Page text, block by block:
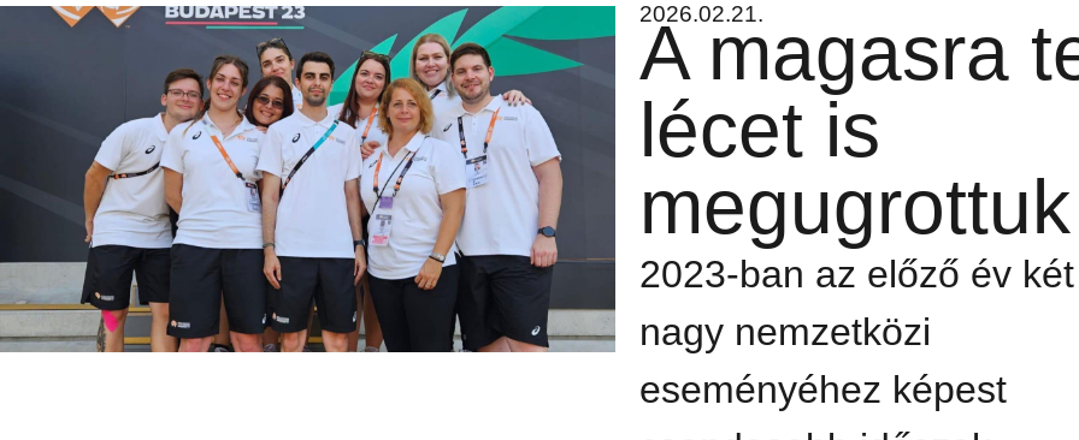
2026.02.21.
A magasra
lécet is
megugrottuk
2023-ban az előző év két
nagy nemzetközi
eseményéhez képest